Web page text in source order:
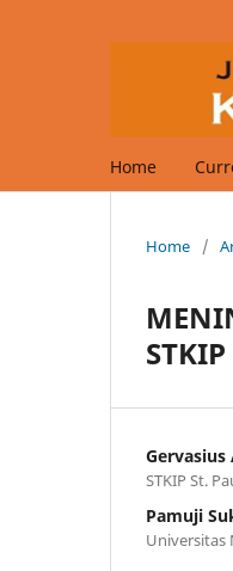
Home
Home /
Gervasius
STKIP St.
Pamuji
Universitas